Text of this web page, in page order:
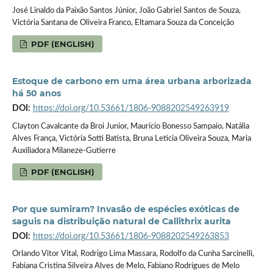
José Linaldo da Paixão Santos Júnior, João Gabriel Santos de Souza,
Victória Santana de Oliveira Franco, Eltamara Souza da Conceição
PDF (ENGLISH)
Estoque de carbono em uma área urbana arborizada
há 50 anos
DOI: https://doi.org/10.53661/1806-9088202549263919
Clayton Cavalcante da Broi Junior, Maurício Bonesso Sampaio, Natália
Alves França, Victória Sotti Batista, Bruna Leticia Oliveira Souza, Maria
Auxiliadora Milaneze-Gutierre
PDF (ENGLISH)
Por que sumiram? Invasão de espécies exóticas de
saguis na distribuição natural de Callithrix aurita
DOI: https://doi.org/10.53661/1806-9088202549263853
Orlando Vitor Vital, Rodrigo Lima Massara, Rodolfo da Cunha Sarcinelli,
Fabiana Cristina Silveira Alves de Melo, Fabiano Rodrigues de Melo